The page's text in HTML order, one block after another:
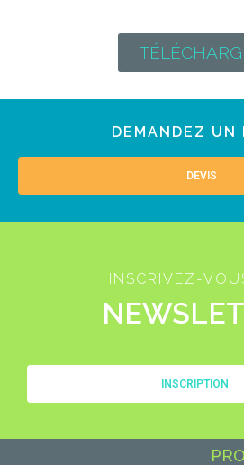
DEMANDEZ UN
DEVIS
INSCRIVEZ-
INSCRIPTION